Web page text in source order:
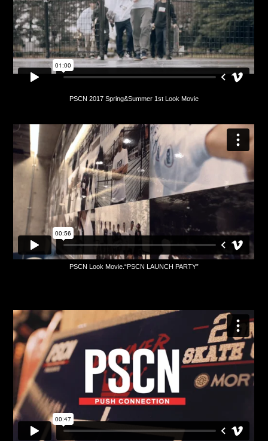
PSCN 2017 Spring&Summer 1st Look Movie
PSCN Look Movie.“PSCN LAUNCH PARTY”